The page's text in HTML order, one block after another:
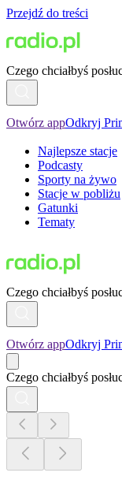
Przejdź do treści
Czego chciałbyś
Otwórz appOdkryj
Najlepsze stacje
Podcasty
Sporty na żywo
Stacje w pobliżu
Gatunki
Tematy
Czego chciałbyś
Otwórz appOdkryj
Czego chciałbyś